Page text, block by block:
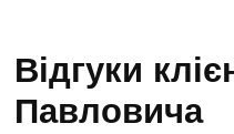
Відгуки
Павловича